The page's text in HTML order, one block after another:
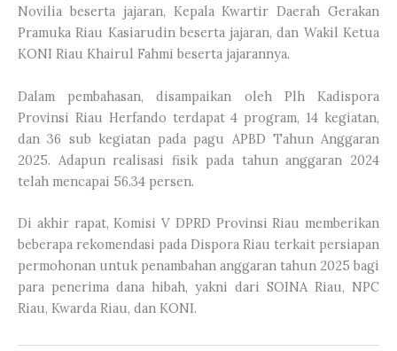
Novilia beserta jajaran, Kepala Kwartir Daerah Gerakan
Pramuka Riau Kasiarudin beserta jajaran, dan Wakil Ketua
KONI Riau Khairul Fahmi beserta jajarannya.
Dalam pembahasan, disampaikan oleh Plh Kadispora
Provinsi Riau Herfando terdapat 4 program, 14 kegiatan,
dan 36 sub kegiatan pada pagu APBD Tahun Anggaran
2025. Adapun realisasi fisik pada tahun anggaran 2024
telah mencapai 56.34 persen.
Di akhir rapat, Komisi V DPRD Provinsi Riau memberikan
beberapa rekomendasi pada Dispora Riau terkait persiapan
permohonan untuk penambahan anggaran tahun 2025 bagi
para penerima dana hibah, yakni dari SOINA Riau, NPC
Riau, Kwarda Riau, dan KONI.